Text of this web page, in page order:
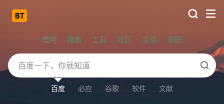
常用 搜索 工具 社区 生活 求职
百度 必应 谷歌 软件 文献